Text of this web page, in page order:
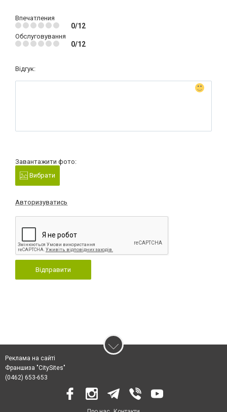
Впечатления
0/12
Обслуговування
0/12
Відгук:
Завантажити фото:
Вибрати
Авторизуватись
Відправити
Реклама на сайті
Франшиза "CitySites"
(0462) 653-653